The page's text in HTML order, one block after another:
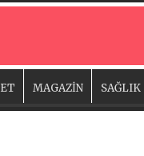
MAGAZİN SAĞLIK